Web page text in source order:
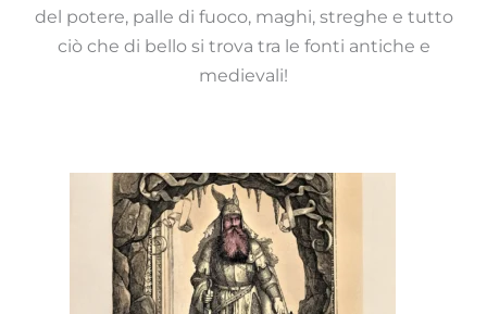
del potere, palle di fuoco, maghi, streghe e tutto
ciò che di bello si trova tra le fonti antiche e
medievali!